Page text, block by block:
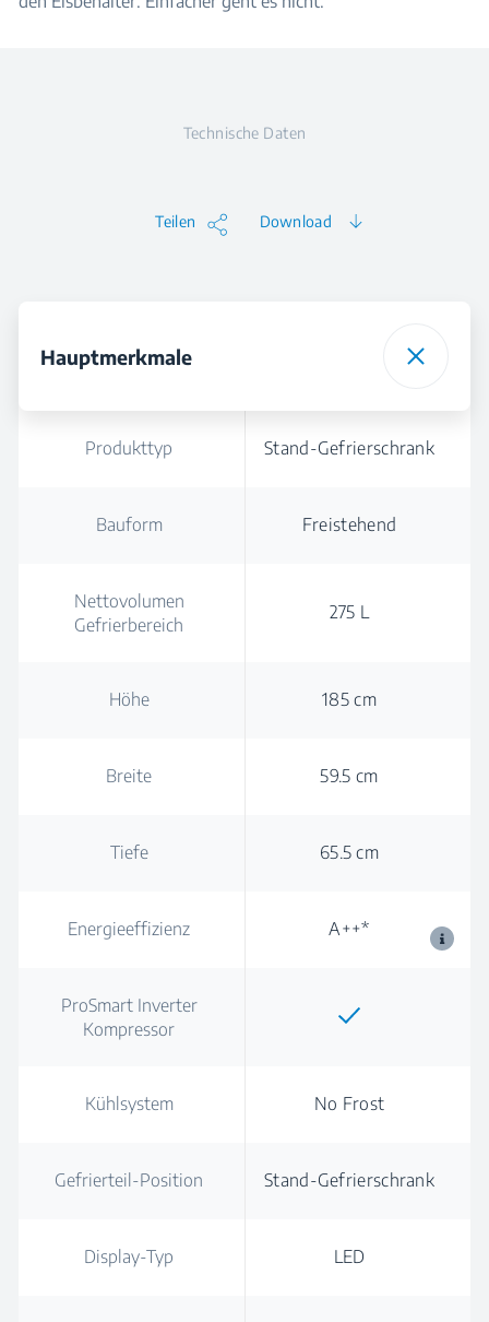
Technische Daten
Teilen Download
Hauptmerkmale
Produkttyp Stand-Gefrierschrank
Bauform Freistehend
Nettovolumen
Gefrierbereich
275 L
Höhe 185 cm
Breite 59.5 cm
Tiefe 65.5 cm
Energieeffizienz A++*
ProSmart Inverter
Kompressor
Kühlsystem No Frost
Gefrierteil-Position Stand-Gefrierschrank
Display-Typ LED